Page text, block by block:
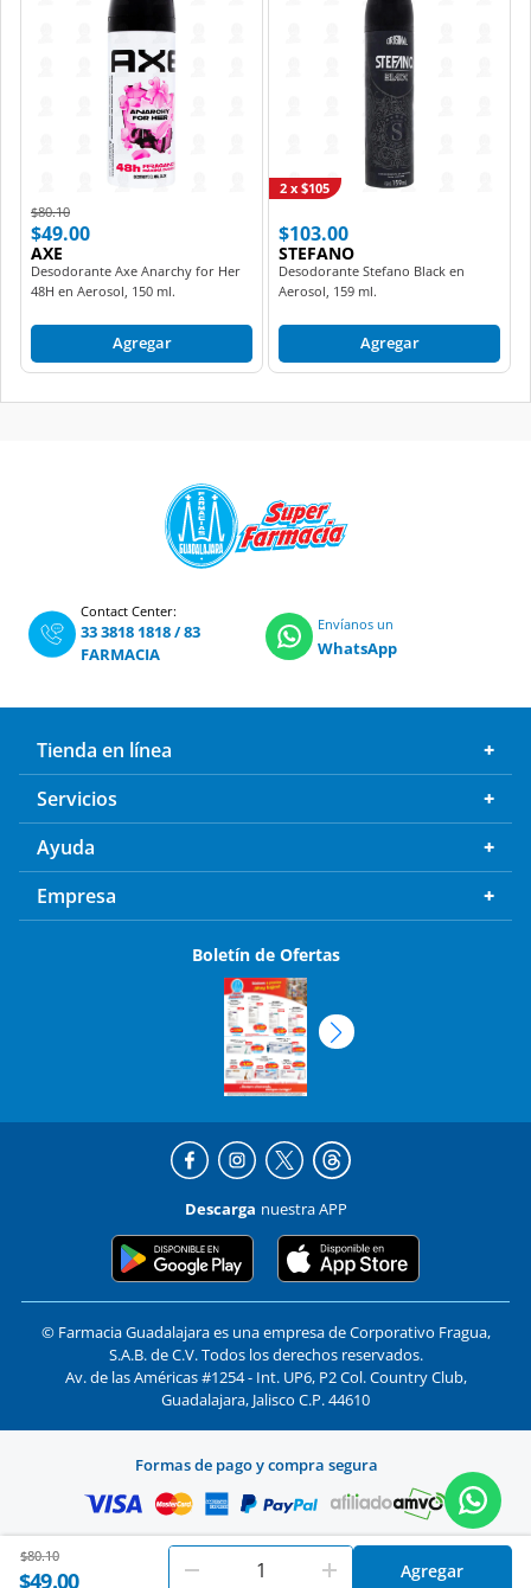
Price reduced from
$80.10to
$49.00 Agregar
Price reduced from
$80.10to
$49.00
AXE
Desodorante Axe Anarchy for Her
48H en Aerosol, 150 ml.
Agregar
$103.00
STEFANO
Desodorante Stefano Black en
Aerosol, 159 ml.
2 x $105
Agregar
Contact Center:
33 3818 1818/83
FARMACIA
Envíanos un
WhatsApp
Tienda en línea
Servicios
Ayuda
Empresa
Boletín de Ofertas
Descarga nuestra APP
© Farmacia Guadalajara es una empresa de Corporativo Fragua,
S.A.B. de C.V. Todos los derechos reservados.
Av. de las Américas #1254 - Int. UP6, P2 Col. Country Club,
Guadalajara, Jalisco C.P. 44610
Formas de pago y compra segura
EnFarmacias Guadalajara
utilizamos cookies. Al utilizar
este sitio, aceptas nuestros
términos y condiciones Aceptar